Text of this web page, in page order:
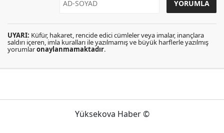
UYARI: Küfür, hakaret, rencide edici cümleler veya imalar, inançlara
saldırı içeren, imla kuralları ile yazılmamış ve büyük harflerle yazılmış
yorumlaronaylanmamaktadır.
Yüksekova Haber ©